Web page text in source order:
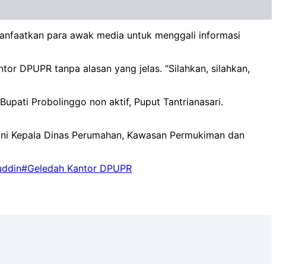
para awak media untuk menggali informasi
DPUPR tanpa alasan yang jelas. "Silahkan, silahkan,
Probolinggo non aktif, Puput Tantrianasari.
Dinas Perumahan, Kawasan Permukiman dan
#Geledah Kantor DPUPR